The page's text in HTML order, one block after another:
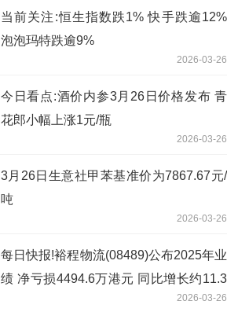
当前关注:恒生指数跌1% 快手跌逾12%
泡泡玛特跌逾9%
2026-03-26
今日看点:酒价内参3月26日价格发布 青
花郎小幅上涨1元/瓶
2026-03-26
3月26日生意社甲苯基准价为7867.67元/
吨
2026-03-26
每日快报!裕程物流(08489)公布2025年业
绩 净亏损4494.6万港元 同比增长约11.3
2026-03-26